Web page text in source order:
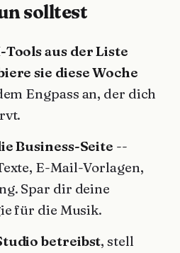
solltest
aus der Liste
sie diese Woche
Engpass an, der dich
Business-Seite --
E-Mail-Vorlagen,
Spar dir deine
für die Musik.
betreibst, stell